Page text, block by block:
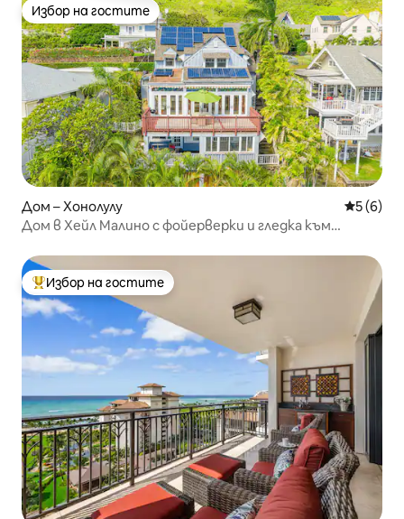
Избор на гостите
Избор на гостите
Дом – Хонолулу Средна
5 (6)
Дом в Хейл Малино с фойерверки и гледка към
Най-популярен избор на гостите
Избор на гостите